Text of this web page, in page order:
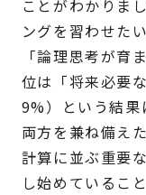
ことがわかりま
ングを習わせた
「論理思考が育
位は「将来必要
9%）という結
両方を兼ね備え
計算に並ぶ重要
し始めているこ